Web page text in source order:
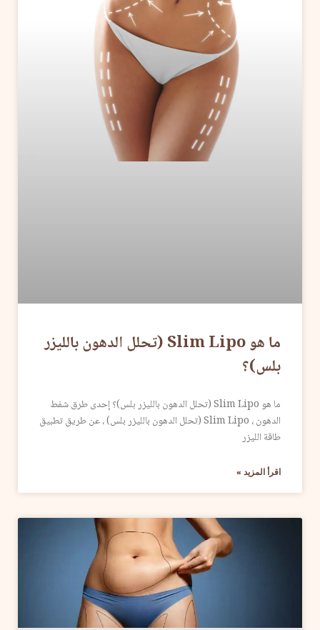
ما هو Slim Lipo (تحلل الدهون بالليزر
بلس)؟
ما هو Slim Lipo (تحلل الدهون بالليزر بلس)؟ إحدى طرق شفط
الدهون ، Slim Lipo (تحلل الدهون بالليزر بلس) ، عن طريق تطبيق
طاقة الليزر
اقرأ المزيد »